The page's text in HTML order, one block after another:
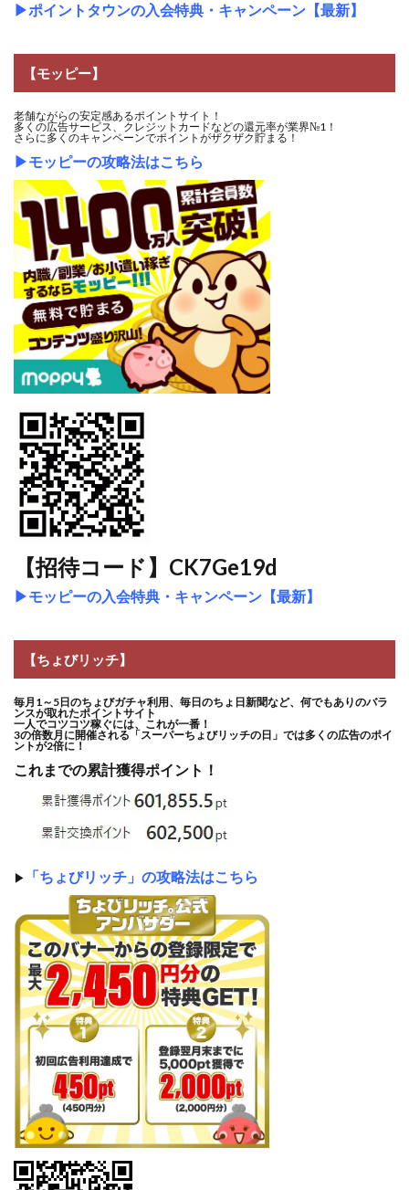
▶ポイントタウンの入会特典・キャンペーン【最新】
【モッピー】
老舗ながらの安定感あるポイントサイト！
多くの広告サービス、クレジットカードなどの還元率が業界№1！
さらに多くのキャンペーンでポイントがザクザク貯まる！
▶モッピーの攻略法はこちら
【招待コード】CK7Ge19d
▶モッピーの入会特典・キャンペーン【最新】
【ちょびリッチ】
毎月1～5日のちょびガチャ利用、毎日のちょ日新聞など、何でもありのバラ
ンスが取れたポイントサイト
一人でコツコツ稼ぐには、これが一番！
3の倍数月に開催される「スーパーちょびリッチの日」では多くの広告のポイ
ントが2倍に！
これまでの累計獲得ポイント！
▶ 「ちょびリッチ」の攻略法はこちら